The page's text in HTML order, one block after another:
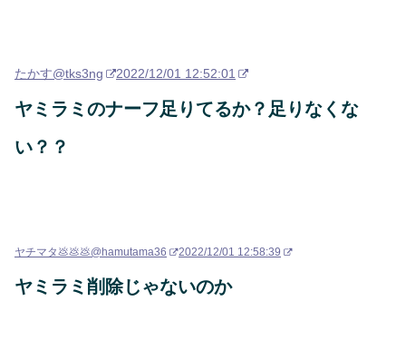
たかす@tks3ng 2022/12/01 12:52:01
ヤミラミのナーフ足りてるか？足りなくな
い？？
ヤチマタ💩💩💩@hamutama36 2022/12/01 12:58:39
ヤミラミ削除じゃないのか